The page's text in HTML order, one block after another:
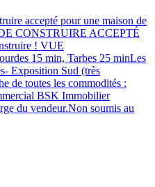
accepté pour une maison de
CONSTRUIRE ACCEPTÉ
! VUE
15 min, Tarbes 25 minLes
Exposition Sud (très
de toutes les commodités :
BSK Immobilier
du vendeur.Non soumis au